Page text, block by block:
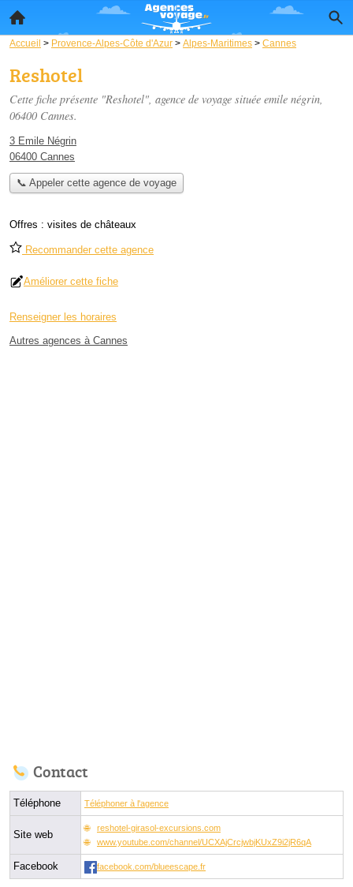
Accueil > Provence-Alpes-Côte d'Azur > Alpes-Maritimes > Cannes
Reshotel
Cette fiche présente "Reshotel", agence de voyage située emile négrin,
06400 Cannes.
3 Emile Négrin
06400 Cannes
📞 Appeler cette agence de voyage
Offres : visites de châteaux
Recommander cette agence
Améliorer cette fiche
Renseigner les horaires
Autres agences à Cannes
Contact
Téléphone Téléphoner à l'agence
Site web
reshotel-girasol-excursions.com
www.youtube.com/channel/UCXAjCrcjwbjKUxZ9i2jR6qA
Facebook facebook.com/blueescape.fr